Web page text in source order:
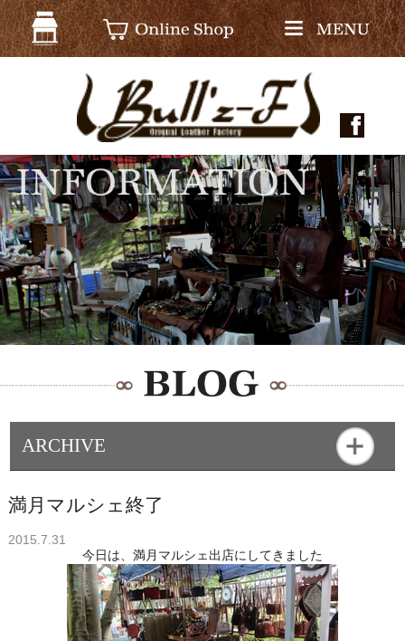
ARCHIVE
満月マルシェ終了
2015.7.31
今日は、満月マルシェ出店にしてきました